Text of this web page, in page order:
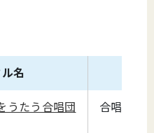
名
うたう合唱団 合唱曲「